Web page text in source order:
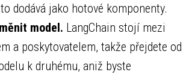
dodává jako hotové komponenty.
model. LangChain stojí mezi
a poskytovatelem, takže přejdete od
k druhému, aniž byste